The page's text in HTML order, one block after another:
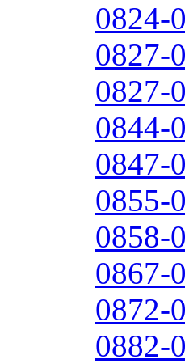
0824-
0827-
0827-
0844-
0847-
0855-
0858-
0867-
0872-
0882-